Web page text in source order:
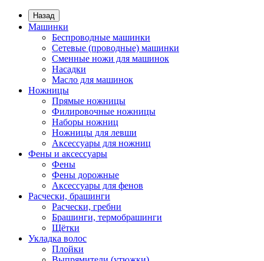
Назад
Машинки
Беспроводные машинки
Сетевые (проводные) машинки
Сменные ножи для машинок
Насадки
Масло для машинок
Ножницы
Прямые ножницы
Филировочные ножницы
Наборы ножниц
Ножницы для левши
Аксессуары для ножниц
Фены и аксессуары
Фены
Фены дорожные
Аксессуары для фенов
Расчески, брашинги
Расчески, гребни
Брашинги, термобрашинги
Щётки
Укладка волос
Плойки